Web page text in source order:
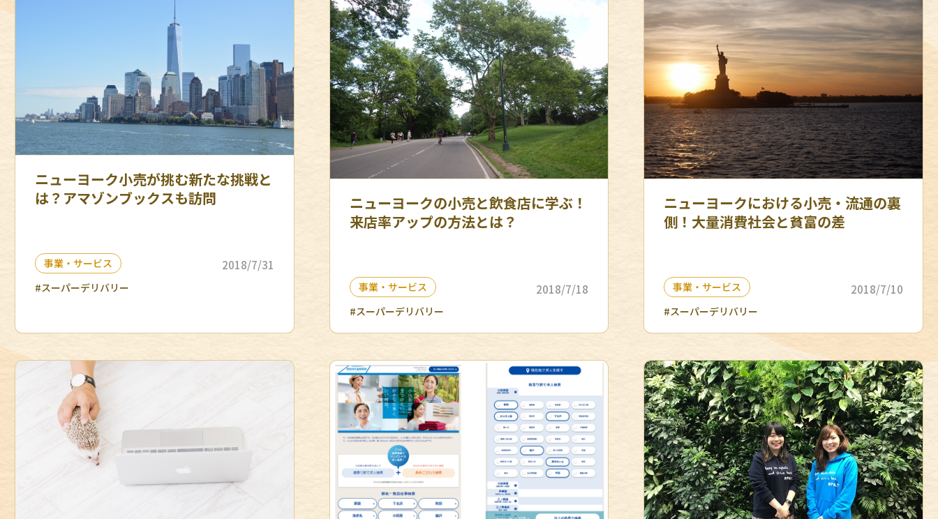
ニューヨーク小売が挑む新たな挑戦と
は？アマゾンブックスも訪問
事業・サービス 2018/7/31
#スーパーデリバリー
ニューヨークの小売と飲食店に学ぶ！
来店率アップの方法とは？
事業・サービス 2018/7/18
#スーパーデリバリー
ニューヨークにおける小売・流通の裏
側！大量消費社会と貧富の差
事業・サービス 2018/7/10
#スーパーデリバリー